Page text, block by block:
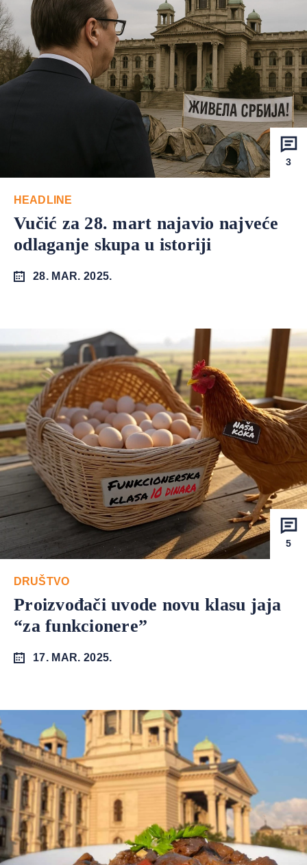
3
HEADLINE
Vučić za 28. mart najavio najveće
odlaganje skupa u istoriji
28. MAR. 2025.
5
DRUŠTVO
Proizvođači uvode novu klasu jaja
“za funkcionere”
17. MAR. 2025.